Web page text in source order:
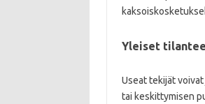
Yleiset
Useat tekijät
tai keskittymisen